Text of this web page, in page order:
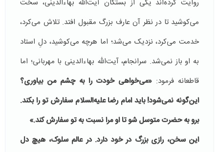
روایت کرده‌اند یکی از بستگان آیت‌الله بهاءالدینی، سخت
می‌کوشید تا در نظر آن عارف بزرگ مقبول افتد. تلاش می‌کرد،
خدمت می‌کرد، نزدیک می‌شد؛ اما هرچه می‌کوشید، دلِ استاد
به او باز نمی‌شد. سرانجام، آیت‌الله بهاءالدینی با مهربانی؛ اما
قاطعانه فرمود: «می‌خواهی خودت را به چشم من بیاوری؟
این‌گونه نمی‌شود! باید امام رضا علیه‌السلام سفارش تو را بکند.
برو به حضرت متوسل شو تا او مرا نسبت به تو سفارش کند.»
این سخن، رازی بزرگ در خود دارد. در عالم سلوک، هیچ دل